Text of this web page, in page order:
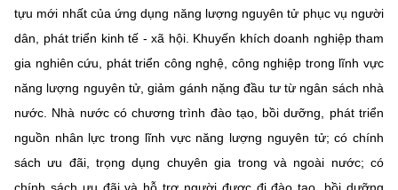
tựu mới nhất của ứng dụng năng lượng nguyên tử phục vụ người
dân, phát triển kinh tế - xã hội. Khuyến khích doanh nghiệp tham
gia nghiên cứu, phát triển công nghệ, công nghiệp trong lĩnh vực
năng lượng nguyên tử, giảm gánh nặng đầu tư từ ngân sách nhà
nước. Nhà nước có chương trình đào tạo, bồi dưỡng, phát triển
nguồn nhân lực trong lĩnh vực năng lượng nguyên tử; có chính
sách ưu đãi, trọng dụng chuyên gia trong và ngoài nước; có
chính sách ưu đãi và hỗ trợ người được đi đào tạo, bồi dưỡng